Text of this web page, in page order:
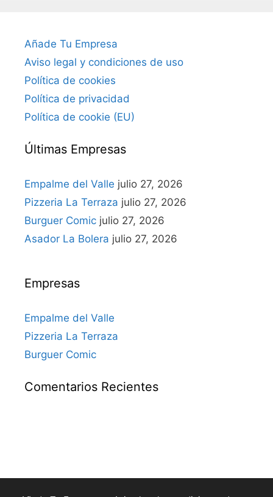
Añade Tu Empresa
Aviso legal y condiciones de uso
Política de cookies
Política de privacidad
Política de cookie (EU)
Últimas Empresas
Empalme del Valle julio 27, 2026
Pizzeria La Terraza julio 27, 2026
Burguer Comic julio 27, 2026
Asador La Bolera julio 27, 2026
Empresas
Empalme del Valle
Pizzeria La Terraza
Burguer Comic
Comentarios Recientes